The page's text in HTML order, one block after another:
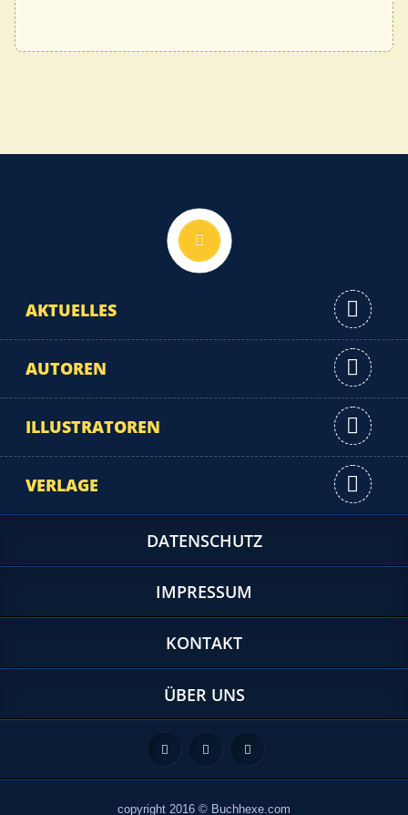
AKTUELLES
AUTOREN
ILLUSTRATOREN
VERLAGE
DATENSCHUTZ
IMPRESSUM
copyright 2016 © Buchhexe.com
KONTAKT
ÜBER UNS
Feed